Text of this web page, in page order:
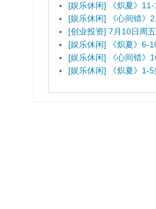
[娱乐休闲] 《炽夏》11-
[娱乐休闲] 《心间错》
[创业投资] 7月10日周
[娱乐休闲] 《炽夏》6-
[娱乐休闲] 《心间错》
[娱乐休闲] 《炽夏》1-5